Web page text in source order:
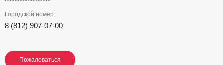
Городской номер:
8 (812) 907-07-00
Пожаловаться
Пожаловаться
Пожаловаться